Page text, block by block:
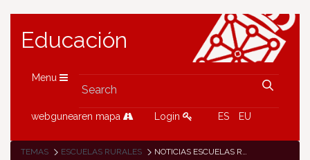
Educación
Menu
webgunearen mapa Login ES EU
TEMAS ESCUELAS RURALES NOTICIAS ESCUELAS RURALES